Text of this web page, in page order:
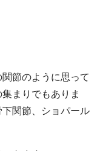
節のように思って
まりでもありま
関節、ショパール